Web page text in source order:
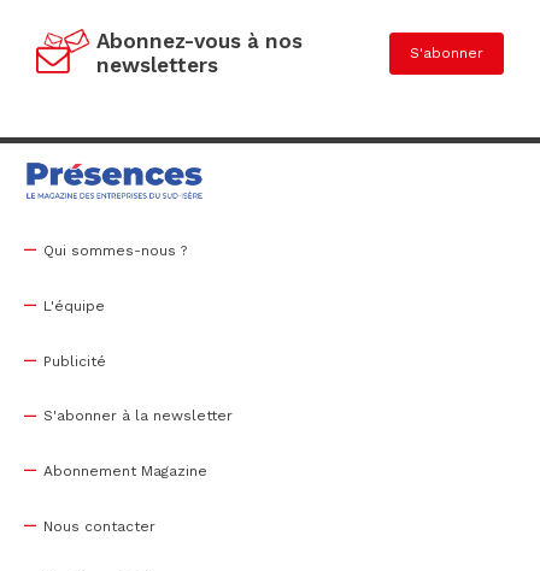
Abonnez-vous à nos
newsletters
S'abonner
Qui sommes-nous ?
L'équipe
Publicité
S'abonner à la newsletter
Abonnement Magazine
Nous contacter